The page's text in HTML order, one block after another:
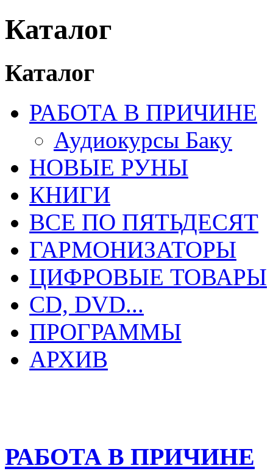
Каталог
Каталог
РАБОТА В ПРИЧИНЕ
Аудиокурсы Баку
НОВЫЕ РУНЫ
КНИГИ
ВСЕ ПО ПЯТЬДЕСЯТ
ГАРМОНИЗАТОРЫ
ЦИФРОВЫЕ ТОВАРЫ
CD, DVD...
ПРОГРАММЫ
АРХИВ
РАБОТА В ПРИЧИНЕ